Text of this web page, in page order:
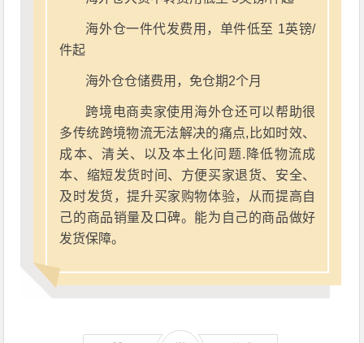
海外仓一件代发费用，单件低至 1英镑/
件起
海外仓仓储费用，免仓期2个月
跨境电商卖家使用海外仓还可以帮助很
多传统跨境物流无法解决的痛点,比如时效、
成本、清关、以及本土化问题.降低物流成
本、缩短发货时间、方便买家退货、安全、
及时发货，提升买家购物体验，从而提高自
己的商品销量及口碑。能为自己的商品做好
发货保障。